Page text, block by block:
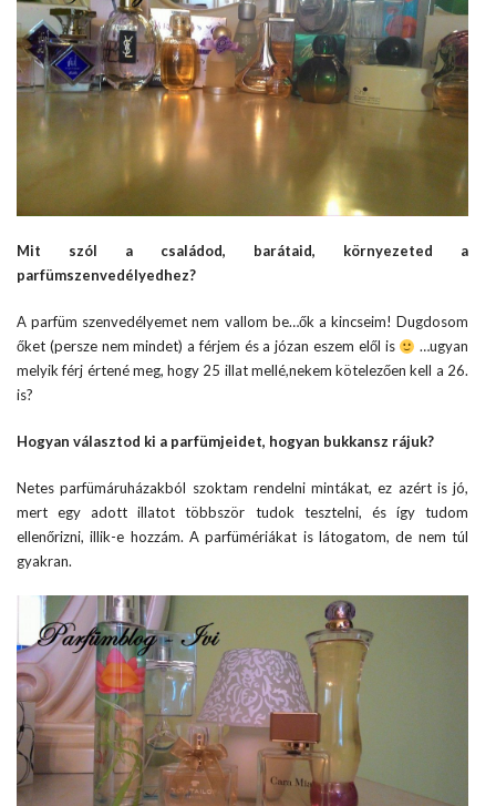
Mit szól a családod, barátaid, környezeted a
parfümszenvedélyedhez?
A parfüm szenvedélyemet nem vallom be…ők a kincseim! Dugdosom
őket (persze nem mindet) a férjem és a józan eszem elől is
…ugyan
melyik férj értené meg, hogy 25 illat mellé,nekem kötelezően kell a 26.
is?
Hogyan választod ki a parfümjeidet, hogyan bukkansz rájuk?
Netes parfümáruházakból szoktam rendelni mintákat, ez azért is jó,
mert egy adott illatot többször tudok tesztelni, és így tudom
ellenőrizni, illik-e hozzám. A parfümériákat is látogatom, de nem túl
gyakran.